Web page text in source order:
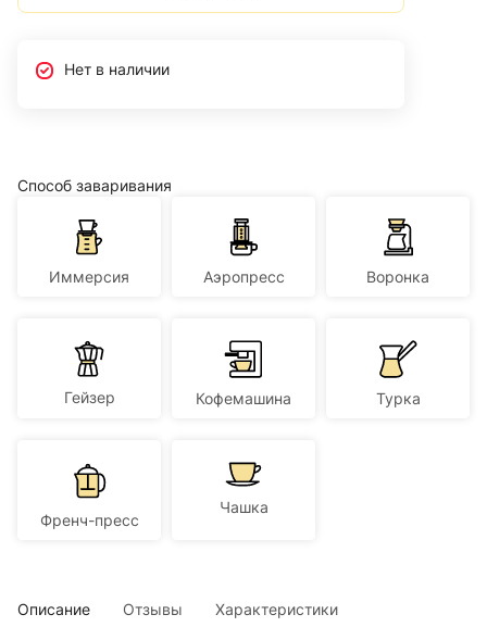
Нет в наличии
Способ заваривания
Иммерсия Аэропресс Воронка
Гейзер Кофемашина Турка
Френч-пресс
Чашка
Описание Отзывы Характеристики